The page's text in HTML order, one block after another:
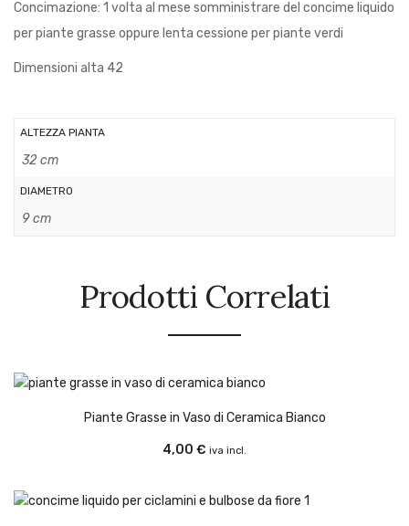
Concimazione: 1 volta al mese somministrare del concime liquido
per piante grasse oppure lenta cessione per piante verdi
Dimensioni alta 42
ALTEZZA PIANTA
32 cm
DIAMETRO
9 cm
Prodotti Correlati
Piante Grasse in Vaso di Ceramica Bianco
4,00 € iva incl.